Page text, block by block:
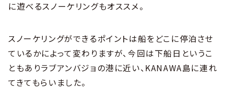
に遊べるスノーケリングもオススメ。
スノーケリングができるポイントは船をどこに停泊させ
ているかによって変わりますが、今回は下船日というこ
ともありラブアンバジョの港に近い、KANAWA島に連れ
てきてもらいました。